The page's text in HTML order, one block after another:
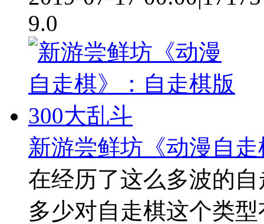
9.0
新游尝鲜坊《动漫自
在经历了这么多波的
多少对自走棋这个类